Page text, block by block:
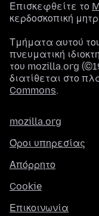
Επισκεφθείτε το
κερδοσκοπική
Τμήματα αυτού
πνευματική
του mozilla.org
διατίθεται στο
Commons.
mozilla.org
Όροι υπηρεσίας
Απόρρητο
Cookie
Επικοινωνία